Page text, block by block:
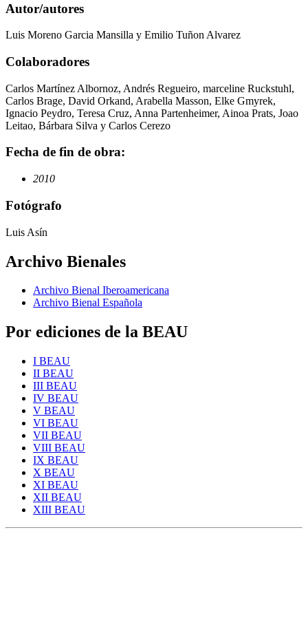
Autor/autores
Luis Moreno Garcia Mansilla y Emilio Tuñon Alvarez
Colaboradores
Carlos Martínez Albornoz, Andrés Regueiro, marceline Ruckstuhl,
Carlos Brage, David Orkand, Arabella Masson, Elke Gmyrek,
Ignacio Peydro, Teresa Cruz, Anna Partenheimer, Ainoa Prats, Joao
Leitao, Bárbara Silva y Carlos Cerezo
Fecha de fin de obra:
2010
Fotógrafo
Luis Asín
Archivo Bienales
Archivo Bienal Iberoamericana
Archivo Bienal Española
Por ediciones de la BEAU
I BEAU
II BEAU
III BEAU
IV BEAU
V BEAU
VI BEAU
VII BEAU
VIII BEAU
IX BEAU
X BEAU
XI BEAU
XII BEAU
XIII BEAU